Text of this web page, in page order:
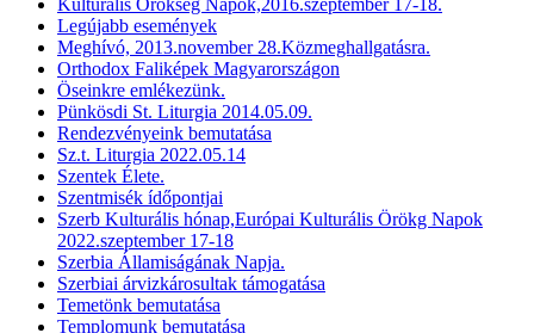
Kulturális Örökség Napok,2016.szeptember 17-18.
Legújabb események
Meghívó, 2013.november 28.Közmeghallgatásra.
Orthodox Faliképek Magyarországon
Öseinkre emlékezünk.
Pünkösdi St. Liturgia 2014.05.09.
Rendezvényeink bemutatása
Sz.t. Liturgia 2022.05.14
Szentek Élete.
Szentmisék ídőpontjai
Szerb Kulturális hónap,Európai Kulturális Örökg Napok
2022.szeptember 17-18
Szerbia Államiságának Napja.
Szerbiai árvizkárosultak támogatása
Temetönk bemutatása
Templomunk bemutatása